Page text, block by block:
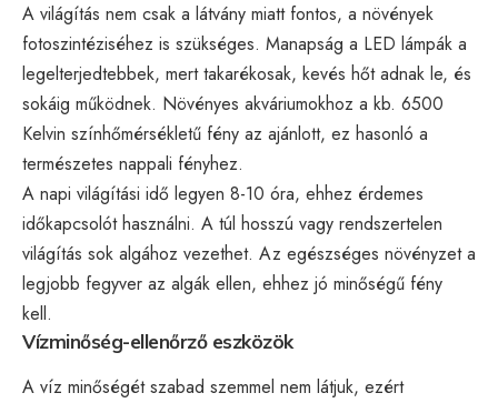
A világítás nem csak a látvány miatt fontos, a növények
fotoszintéziséhez is szükséges. Manapság a LED lámpák a
legelterjedtebbek, mert takarékosak, kevés hőt adnak le, és
sokáig működnek. Növényes akváriumokhoz a kb. 6500
Kelvin színhőmérsékletű fény az ajánlott, ez hasonló a
természetes nappali fényhez.
A napi világítási idő legyen 8-10 óra, ehhez érdemes
időkapcsolót használni. A túl hosszú vagy rendszertelen
világítás sok algához vezethet. Az egészséges növényzet a
legjobb fegyver az algák ellen, ehhez jó minőségű fény
kell.
Vízminőség-ellenőrző eszközök
A víz minőségét szabad szemmel nem látjuk, ezért